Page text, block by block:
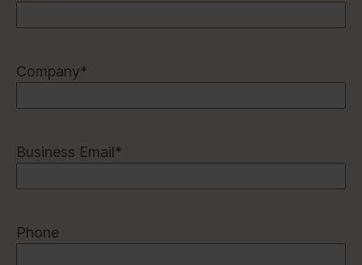
Company*
Business Email*
Phone